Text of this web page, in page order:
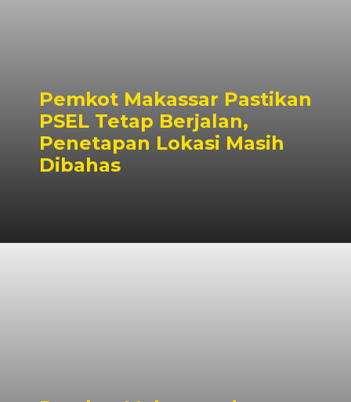
Pemkot Makassar Pastikan
PSEL Tetap Berjalan,
Penetapan Lokasi Masih
Dibahas